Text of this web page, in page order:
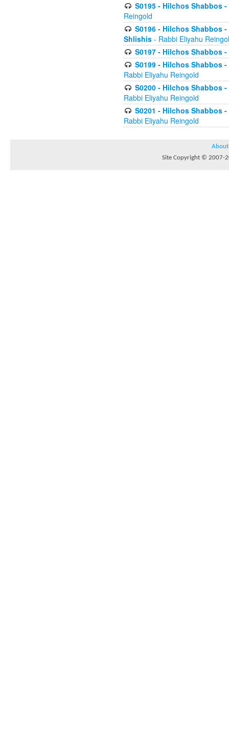
S0195 - Hilchos Shabbos
Reingold
S0196 - Hilchos Shabbos
Shlishis - Rabbi Eliyahu
S0197 - Hilchos Shabbos
S0199 - Hilchos Shabbos
Rabbi Eliyahu Reingold
S0200 - Hilchos Shabbos
Rabbi Eliyahu Reingold
S0201 - Hilchos Shabbos
Rabbi Eliyahu Reingold
About
Site Copyright © 2007-